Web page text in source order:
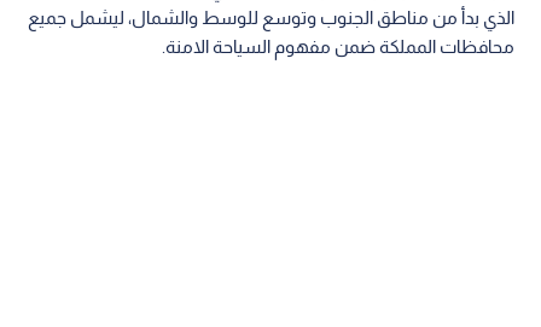
الذي بدأ من مناطق الجنوب وتوسع للوسط والشمال، ليشمل جميع
محافظات المملكة ضمن مفهوم السياحة الامنة.